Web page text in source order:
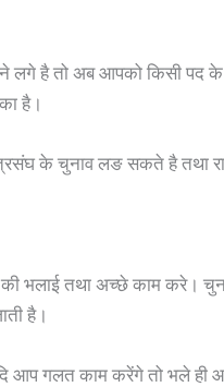
लगे है तो अब आपको किसी पद
है।
के चुनाव लङ सकते है तथा
भलाई तथा अच्छे काम करे।
है।
गलत काम करेंगे तो भले ही